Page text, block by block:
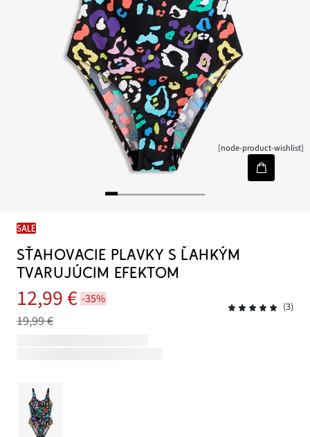
[node-product-wishlist]
SALE
SŤAHOVACIE PLAVKY S ĽAHKÝM
TVARUJÚCIM EFEKTOM
12,99 € -35%
19,99 €
(3)